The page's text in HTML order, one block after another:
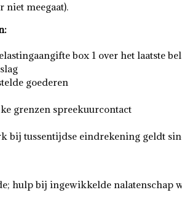
niet meegaat).
box 1 over het laatste
goederen
grenzen spreekuurcontact
bij tussentijdse eindrekening geldt
hulp bij ingewikkelde nalatenschap